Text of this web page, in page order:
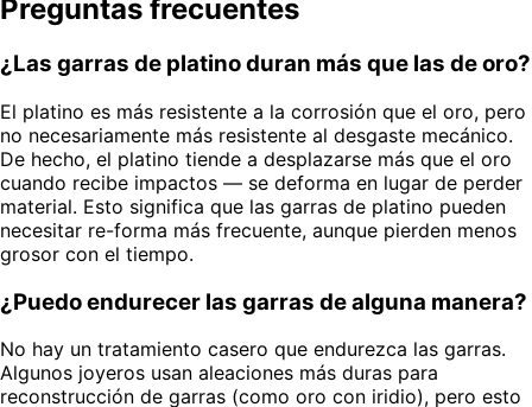
Preguntas frecuentes
¿Las garras de platino duran más que las de oro?
El platino es más resistente a la corrosión que el oro, pero
no necesariamente más resistente al desgaste mecánico.
De hecho, el platino tiende a desplazarse más que el oro
cuando recibe impactos — se deforma en lugar de perder
material. Esto significa que las garras de platino pueden
necesitar re-forma más frecuente, aunque pierden menos
grosor con el tiempo.
¿Puedo endurecer las garras de alguna manera?
No hay un tratamiento casero que endurezca las garras.
Algunos joyeros usan aleaciones más duras para
reconstrucción de garras (como oro con iridio), pero esto